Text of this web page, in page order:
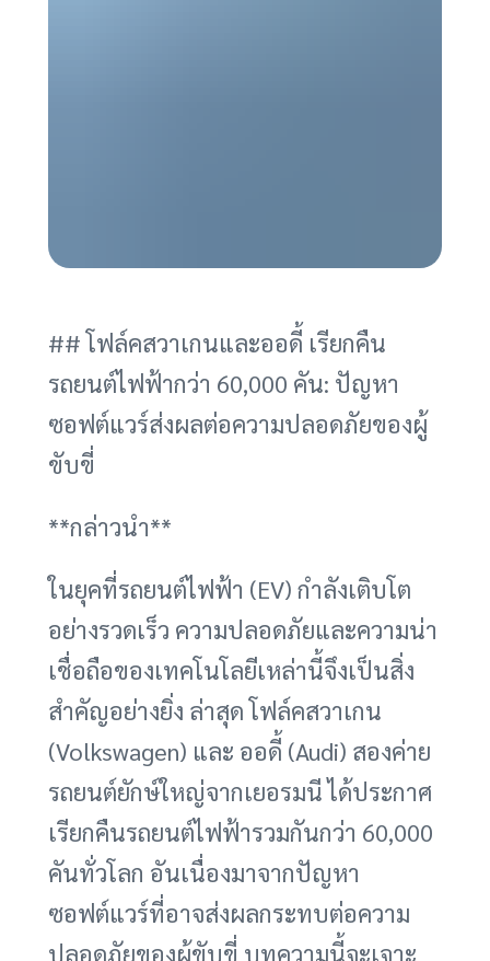
## โฟล์คสวาเกนและออดี้ เรียกคืน
รถยนต์ไฟฟ้ากว่า 60,000 คัน: ปัญหา
ซอฟต์แวร์ส่งผลต่อความปลอดภัยของผู้
ขับขี่
**กล่าวนำ**
ในยุคที่รถยนต์ไฟฟ้า (EV) กำลังเติบโต
อย่างรวดเร็ว ความปลอดภัยและความน่า
เชื่อถือของเทคโนโลยีเหล่านี้จึงเป็นสิ่ง
สำคัญอย่างยิ่ง ล่าสุด โฟล์คสวาเกน
(Volkswagen) และ ออดี้ (Audi) สองค่าย
รถยนต์ยักษ์ใหญ่จากเยอรมนี ได้ประกาศ
เรียกคืนรถยนต์ไฟฟ้ารวมกันกว่า 60,000
คันทั่วโลก อันเนื่องมาจากปัญหา
ซอฟต์แวร์ที่อาจส่งผลกระทบต่อความ
ปลอดภัยของผู้ขับขี่ บทความนี้จะเจาะ